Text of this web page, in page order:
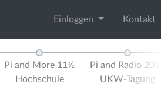
Einloggen Kontakt
Pi and More 11½
Hochschule
Pi and Radio 2019
UKW-Tagung